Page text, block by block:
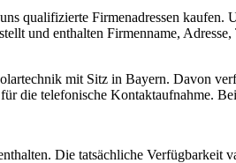
qualifizierte Firmenadressen
und enthalten Firmenname,
mit Sitz in Bayern. Davon
die telefonische Kontaktaufnahme.
Die tatsächliche Verfügbarkeit